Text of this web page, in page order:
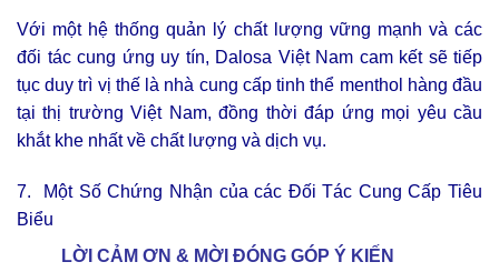
Với một hệ thống quản lý chất lượng vững mạnh và các
đối tác cung ứng uy tín, Dalosa Việt Nam cam kết sẽ tiếp
tục duy trì vị thế là nhà cung cấp tinh thể menthol hàng đầu
tại thị trường Việt Nam, đồng thời đáp ứng mọi yêu cầu
khắt khe nhất về chất lượng và dịch vụ.
7. Một Số Chứng Nhận của các Đối Tác Cung Cấp Tiêu
Biểu
LỜI CẢM ƠN & MỜI ĐÓNG GÓP Ý KIẾN